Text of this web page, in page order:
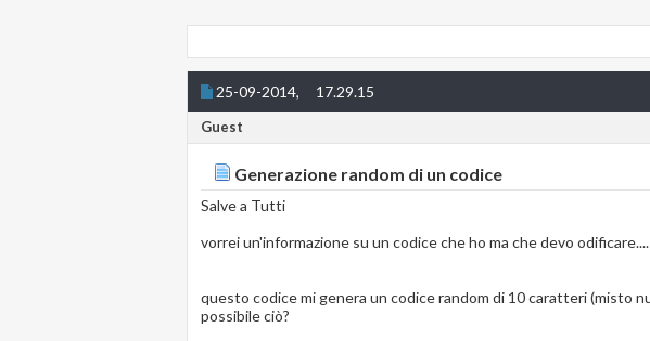
25-09-2014, 17.29.15
Guest
Generazione random di un codice
Salve a Tutti
vorrei un'informazione su un codice che ho ma che devo odificare....
questo codice mi genera un codice random di 10 caratteri (misto
possibile ciò?